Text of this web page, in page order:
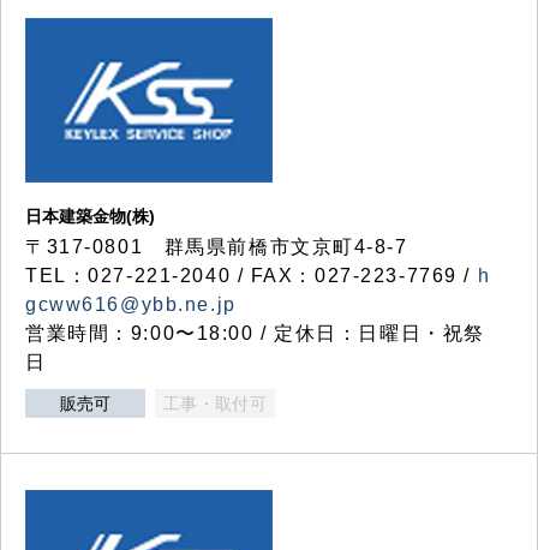
日本建築金物(株)
〒317‐0801 群馬県前橋市文京町4-8-7
TEL：027-221-2040 / FAX：027-223-7769 / h
gcww616@ybb.ne.jp
営業時間：9:00〜18:00 / 定休日：日曜日・祝祭
日
販売可 工事・取付可